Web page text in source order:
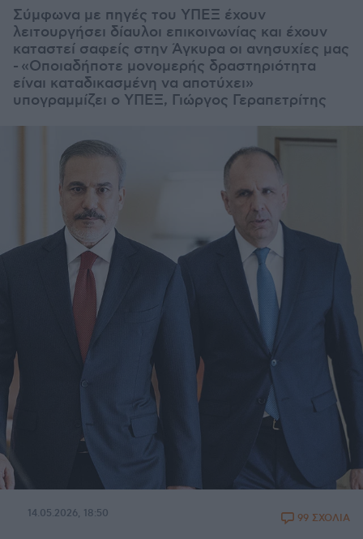
Σύμφωνα με πηγές του ΥΠΕΞ έχουν
λειτουργήσει δίαυλοι επικοινωνίας και έχουν
καταστεί σαφείς στην Άγκυρα οι ανησυχίες μας
- «Οποιαδήποτε μονομερής δραστηριότητα
είναι καταδικασμένη να αποτύχει»
υπογραμμίζει ο ΥΠΕΞ, Γιώργος Γεραπετρίτης
14.05.2026, 18:50 99 ΣΧΟΛΙΑ